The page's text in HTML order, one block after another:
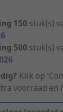
150 stuk(s)
500 stuk(s)
Klik op
voorraad en